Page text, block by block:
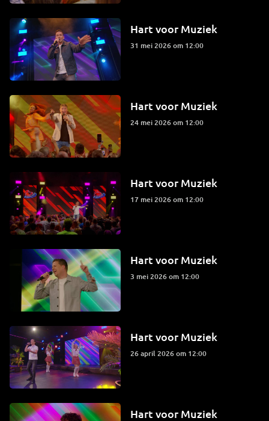
Hart voor Muziek
31 mei 2026 om 12:00
Hart voor Muziek
24 mei 2026 om 12:00
Hart voor Muziek
17 mei 2026 om 12:00
Hart voor Muziek
3 mei 2026 om 12:00
Hart voor Muziek
26 april 2026 om 12:00
Hart voor Muziek